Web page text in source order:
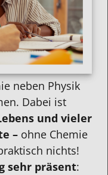
neben Physik
Dabei ist
und vieler
– ohne Chemie
nichts!
sehr präsent: